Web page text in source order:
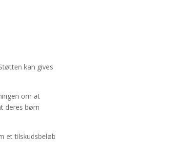
kan gives
om at
deres børn
et tilskudsbeløb